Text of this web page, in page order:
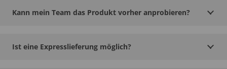
Kann mein Team das Produkt vorher anprobieren?
Ist eine Expresslieferung möglich?